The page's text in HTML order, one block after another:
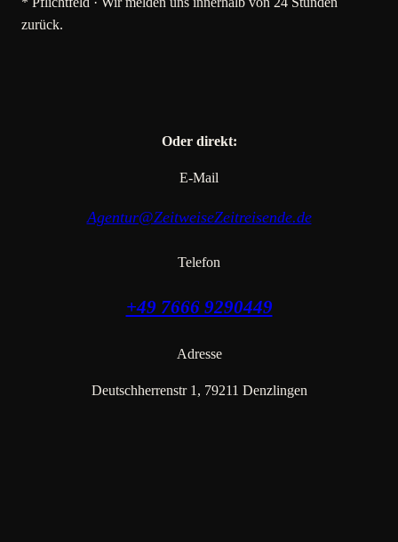
zurück.
Oder direkt:
E-Mail
Agentur@ZeitweiseZeitreisende.de
Telefon
+49 7666 9290449
Adresse
Deutschherrenstr 1, 79211 Denzlingen